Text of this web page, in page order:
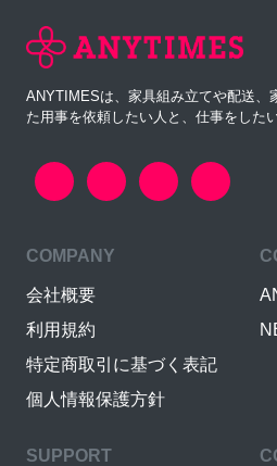
ANYTIMESは、家具組み立てや配送、
た用事を依頼したい人と、仕事をした
COMPANY
会社概要
利用規約
特定商取引に基づく表記
個人情報保護方針
SUPPORT